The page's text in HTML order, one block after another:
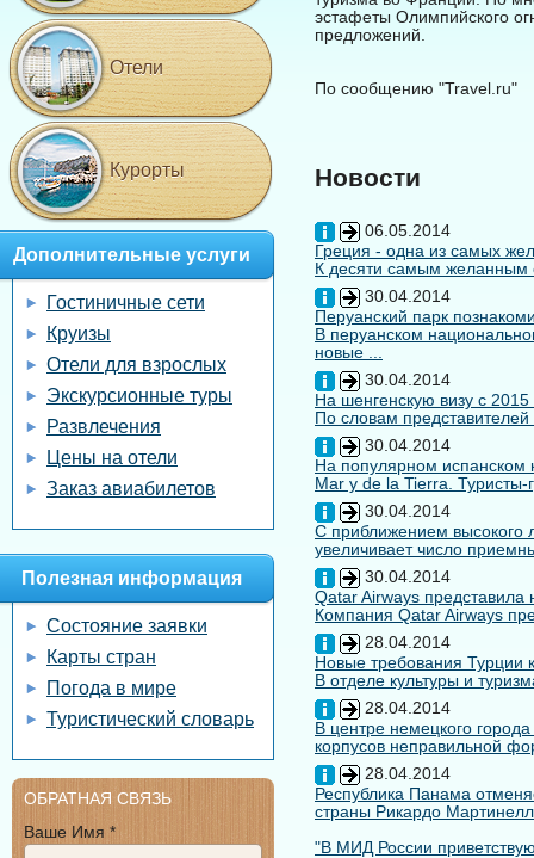
эстафеты Олимпийского
предложений.
По сообщению "Travel.ru"
Новости
06.05.2014
Греция - одна из самых
К десяти самым желанным
30.04.2014
Перуанский парк
В перуанском
новые ...
30.04.2014
На шенгенскую визу с 2015
По словам
30.04.2014
На популярном испанском
Mar y de la Tierra. Туристы-
30.04.2014
С приближением высокого
увеличивает число
30.04.2014
Qatar Airways
Компания Qatar Airways
28.04.2014
Новые требования Турции
В отделе культуры и
28.04.2014
В центре немецкого
корпусов неправильной
28.04.2014
Республика Панама
страны Рикардо
"В МИД России
Отели
Курорты
Дополнительные услуги
Гостиничные сети
Круизы
Отели для взрослых
Экскурсионные туры
Развлечения
Цены на отели
Заказ авиабилетов
Полезная информация
Состояние заявки
Карты стран
Погода в мире
Туристический словарь
ОБРАТНАЯ СВЯЗЬ
Ваше Имя *